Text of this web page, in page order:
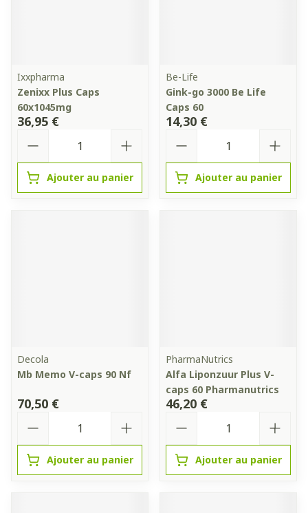
Ixxpharma
Zenixx Plus Caps
60x1045mg
36,95 €
Ajouter au panier
Be-Life
Gink-go 3000 Be Life
Caps 60
14,30 €
Ajouter au panier
Decola
Mb Memo V-caps 90 Nf
70,50 €
Ajouter au panier
PharmaNutrics
Alfa Liponzuur Plus V-
caps 60 Pharmanutrics
46,20 €
Ajouter au panier